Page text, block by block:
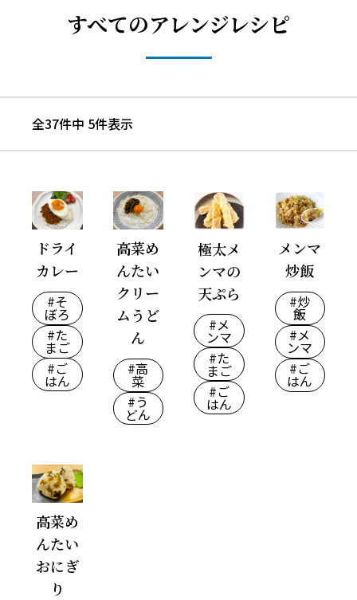
すべてのアレンジレシピ
全37件中 5件表示
ドライ
カレー
#そ
ぼろ
#た
まご
#ご
はん
高菜め
んたい
クリー
ムうど
ん
#高
菜
#う
どん
極太メ
ンマの
天ぷら
#メ
ンマ
#た
まご
#ご
はん
メンマ
炒飯
#炒
飯
#メ
ンマ
#ご
はん
高菜め
んたい
おにぎ
り